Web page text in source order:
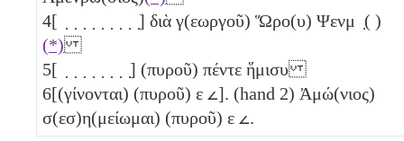
4[ ̣ ̣ ̣ ̣ ̣ ̣ ̣ ̣ ̣] διὰ γ(εωργοῦ) Ὥρο(υ) Ψενμ ̣( )
(*)
5[ ̣ ̣ ̣ ̣ ̣ ̣ ̣ ̣] (πυροῦ) πέντε ἥμισυ
6[(γίνονται) (πυροῦ) ε 𐅵]. (hand 2) Ἀμώ(νιος)
σ(εσ)η(μείωμαι) (πυροῦ) ε 𐅵.